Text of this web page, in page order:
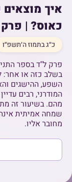
איך
כאוס? |
כ״ג בתמוז ה׳תשפ״ו
פרק ל"ד בספר
בשלב כזה או
השפע, ההישגים
המודרני, רבים
מהם. בשיעור זה
שמחה אמיתית
מחובר אליו.